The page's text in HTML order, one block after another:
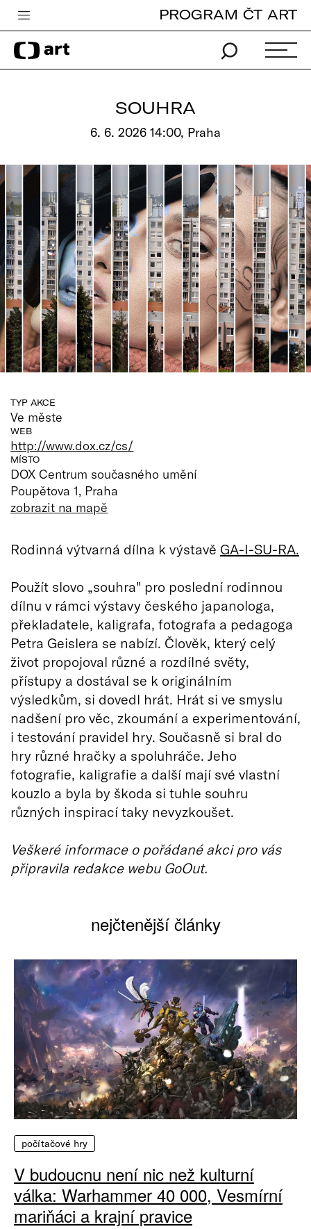
Česká televize
Zpravodajství
Pro děti
edu
Vše o ČT
PROGRAM ČT ART
SOUHRA
6. 6. 2026 14:00, Praha
TYP AKCE
Ve měste
WEB
http://www.dox.cz/cs/
MÍSTO
DOX Centrum současného umění
Poupětova 1, Praha
zobrazit na mapě
Rodinná výtvarná dílna k výstavě GA-I-SU-RA.
Použít slovo „souhra" pro poslední rodinnou
dílnu v rámci výstavy českého japanologa,
překladatele, kaligrafa, fotografa a pedagoga
Petra Geislera se nabízí. Člověk, který celý
život propojoval různé a rozdílné světy,
přístupy a dostával se k originálním
výsledkům, si dovedl hrát. Hrát si ve smyslu
nadšení pro věc, zkoumání a experimentování,
i testování pravidel hry. Současně si bral do
hry různé hračky a spoluhráče. Jeho
fotografie, kaligrafie a další mají své vlastní
kouzlo a byla by škoda si tuhle souhru
různých inspirací taky nevyzkoušet.
Veškeré informace o pořádané akci pro vás
připravila redakce webu GoOut.
nejčtenější články
počítačové hry
V budoucnu není nic než kulturní
válka: Warhammer 40 000, Vesmírní
mariňáci a krajní pravice